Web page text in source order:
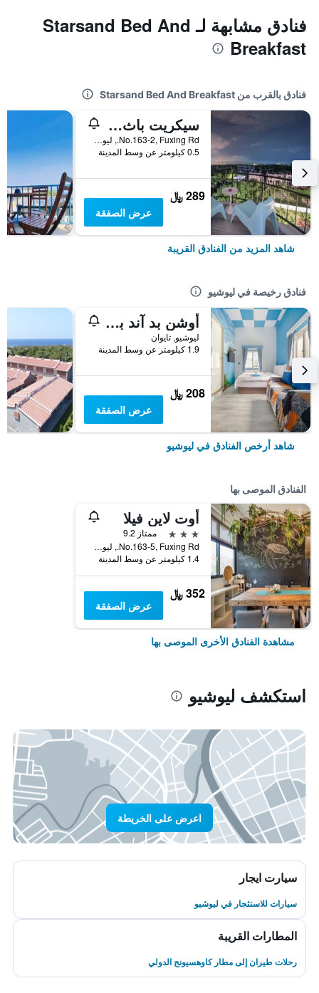
فنادق مشابهة لـ Starsand Bed And
Breakfast
فنادق بالقرب من Starsand Bed And Breakfast
سيكريت باث بد آند بريكفاست
No.163-2, Fuxing Rd., ليوشيو, تايوان
0.5 كيلومتر عن وسط المدينة
289 ﷼
عرض الصفقة
شاهد المزيد من الفنادق القريبة
فنادق رخيصة في ليوشيو
أوشن بد آند بريكفاست
ليوشيو, تايوان
1.9 كيلومتر عن وسط المدينة
208 ﷼
عرض الصفقة
شاهد أرخص الفنادق في ليوشيو
الفنادق الموصى بها
أوت لاين فيلا
3 نجوم
ممتاز 9.2
No.163-5, Fuxing Rd., ليوشيو, تايوان
1.4 كيلومتر عن وسط المدينة
352 ﷼
عرض الصفقة
مشاهدة الفنادق الأخرى الموصى بها
استكشف ليوشيو
اعرض على الخريطة
سيارت ايجار
سيارات للاستئجار في ليوشيو
المطارات القريبة
رحلات طيران إلى مطار كاوهسيونج الدولي